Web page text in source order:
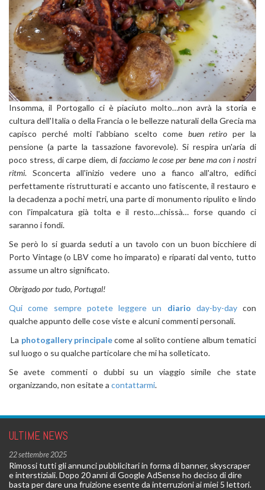
Insomma, il Portogallo ci è piaciuto molto…non avrà la storia e
cultura dell'Italia o della Francia o le bellezze naturali della Grecia ma
capisco perché molti l'abbiano scelto come buen retiro per la
pensione (a parte la tassazione favorevole). Si respira un'aria di
poco stress, di carpe diem, di facciamo le cose per bene ma con i nostri
ritmi. Sconcerta all'inizio vedere uno a fianco all'altro, edifici
perfettamente ristrutturati e accanto uno fatiscente, il restauro e
la decadenza a pochi metri, una parte di monumento ripulito e lindo
con l'impalcatura già tolta e il resto…chissà… forse quando ci
saranno i fondi.
Se però lo si guarda seduti a un tavolo con un buon bicchiere di
Porto Vintage (o LBV come ho imparato) e riparati dal vento, tutto
assume un altro significato.
Obrigado por tudo, Portugal!
Qui come sempre potete leggere un diario day-by-daycon
qualche appunto delle cose viste e alcuni commenti personali.
La photogallery principalecome al solito contiene album tematici
sul luogo o su qualche particolare che mi ha solleticato.
Se avete commenti o dubbi su un viaggio simile che state
organizzando, non esitate a contattarmi.
ULTIME NEWS
22 settembre 2025
Rimossi tutti gli annunci pubblicitari in forma di banner, skyscraper
e interstiziali. Dopo 20 anni di Google AdSense ho deciso di dire
basta per dare una fruizione esente da interruzioni ai miei 5 lettori.